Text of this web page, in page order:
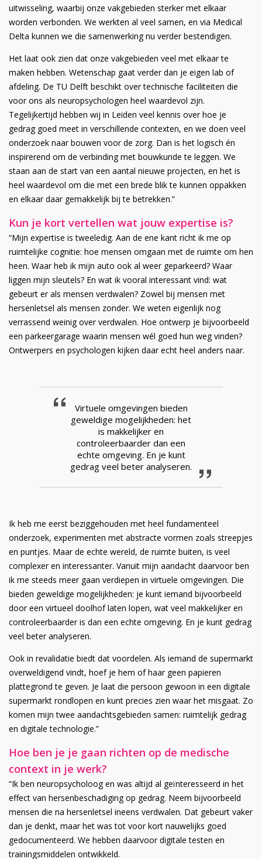
uitwisseling, waarbij onze vakgebieden sterker met elkaar
worden verbonden. We werkten al veel samen, en via Medical
Delta kunnen we die samenwerking nu verder bestendigen.
Het laat ook zien dat onze vakgebieden veel met elkaar te
maken hebben. Wetenschap gaat verder dan je eigen lab of
afdeling. De TU Delft beschikt over technische faciliteiten die
voor ons als neuropsychologen heel waardevol zijn.
Tegelijkertijd hebben wij in Leiden veel kennis over hoe je
gedrag goed meet in verschillende contexten, en we doen veel
onderzoek naar bouwen voor de zorg. Dan is het logisch én
inspirerend om de verbinding met bouwkunde te leggen. We
staan aan de start van een aantal nieuwe projecten, en het is
heel waardevol om die met een brede blik te kunnen oppakken
en elkaar daar gemakkelijk bij te betrekken.”
Kun je kort vertellen wat jouw expertise is?
“Mijn expertise is tweeledig. Aan de ene kant richt ik me op
ruimtelijke cognitie: hoe mensen omgaan met de ruimte om hen
heen. Waar heb ik mijn auto ook al weer geparkeerd? Waar
liggen mijn sleutels? En wat ik vooral interessant vind: wat
gebeurt er als mensen verdwalen? Zowel bij mensen met
hersenletsel als mensen zonder. We weten eigenlijk nog
verrassend weinig over verdwalen. Hoe ontwerp je bijvoorbeeld
een parkeergarage waarin mensen wél goed hun weg vinden?
Ontwerpers en psychologen kijken daar echt heel anders naar.
Virtuele omgevingen bieden
geweldige mogelijkheden: het
is makkelijker en
controleerbaarder dan een
echte omgeving. En je kunt
gedrag veel beter analyseren.
Ik heb me eerst beziggehouden met heel fundamenteel
onderzoek, experimenten met abstracte vormen zoals streepjes
en puntjes. Maar de echte wereld, de ruimte buiten, is veel
complexer en interessanter. Vanuit mijn aandacht daarvoor ben
ik me steeds meer gaan verdiepen in virtuele omgevingen. Die
bieden geweldige mogelijkheden: je kunt iemand bijvoorbeeld
door een virtueel doolhof laten lopen, wat veel makkelijker en
controleerbaarder is dan een echte omgeving. En je kunt gedrag
veel beter analyseren.
Ook in revalidatie biedt dat voordelen. Als iemand de supermarkt
overweldigend vindt, hoef je hem of haar geen papieren
plattegrond te geven. Je laat die persoon gewoon in een digitale
supermarkt rondlopen en kunt precies zien waar het misgaat. Zo
komen mijn twee aandachtsgebieden samen: ruimtelijk gedrag
en digitale technologie.”
Hoe ben je je gaan richten op de medische
context in je werk?
“Ik ben neuropsycholoog en was altijd al geïnteresseerd in het
effect van hersenbeschadiging op gedrag. Neem bijvoorbeeld
mensen die na hersenletsel ineens verdwalen. Dat gebeurt vaker
dan je denkt, maar het was tot voor kort nauwelijks goed
gedocumenteerd. We hebben daarvoor digitale testen en
trainingsmiddelen ontwikkeld.